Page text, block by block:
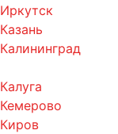
Иркутск
Казань
Калининград
Калуга
Кемерово
Киров